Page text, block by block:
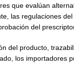
que evalúan
las regulaciones
del
del producto,
los importadores